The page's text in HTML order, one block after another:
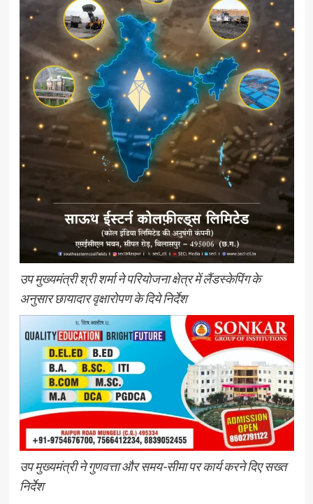
उप मुख्यमंत्री श्री शर्मा ने परियोजना क्षेत्र में लैंडस्केपिंग के
अनुसार छायादार वृक्षारोपण के दिये निर्देश
उप मुख्यमंत्री ने गुणवत्ता और समय-सीमा पर कार्य करने दिए सख्त
निर्देश